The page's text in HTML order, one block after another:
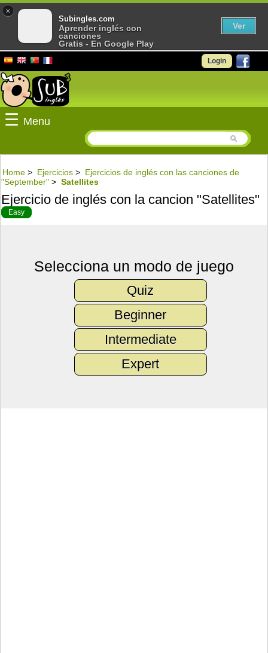
Login
☰ Menu
Home > Ejercicios > Ejercicios de inglés con las canciones de
"September" > Satellites
Ejercicio de inglés con la cancion "Satellites"
Easy
Selecciona un modo de juego
Quiz
Beginner
Intermediate
Expert
×
Subingles.com
Aprender inglés con
canciones
Gratis - En Google Play
Ver